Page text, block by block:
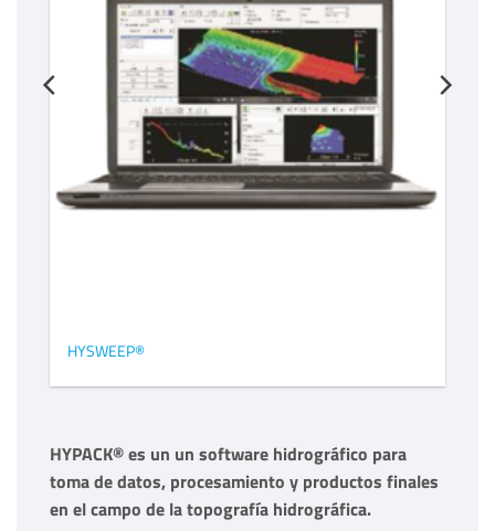
HYSWEEP®
HYPACK® es un un software hidrográfico para
toma de datos, procesamiento y productos finales
en el campo de la topografía hidrográfica.